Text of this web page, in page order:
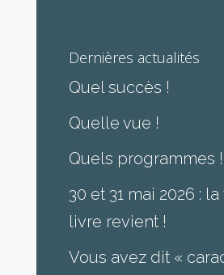
Dernières actualités
Quel succès !
Quelle vue !
Quels programmes !
30 et 31 mai 2026 :
livre revient !
Vous avez dit «